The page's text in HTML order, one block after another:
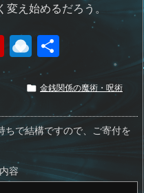
え始めるだろう。
Fl
ip
b
o
ar
d
R
ai
n
d
ro
p.
io
有
 金銭関係の魔術・呪術
ちで結構ですので、ご寄付を
容